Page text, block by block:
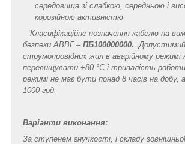
середовища зі слабкою, середньою і
корозійною активністю
Класифікаційне позначення кабелю на
безпеки АВВГ – ПБ100000000. .Допустимий
струмопровідних жил в аварійному режимі
перевищувати +80 °C і тривалість
режимі не має бути понад 8 часів на добу,
1000 год.
Варіанти виконання:
За ступенем гнучкості, і складу зовнішньої